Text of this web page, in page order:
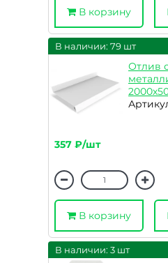
В корзину
В наличии: 79 шт
Отлив
357 ₽/шт
В корзину
В наличии: 3 шт